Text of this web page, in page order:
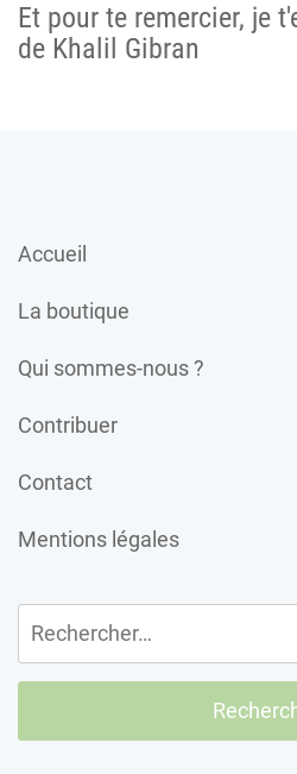
Et pour te remercier, je
de Khalil Gibran
Accueil
La boutique
Qui sommes-nous ?
Contribuer
Contact
Mentions légales
Rechercher :